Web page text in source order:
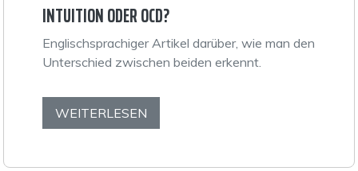
INTUITION ODER OCD?
Englischsprachiger Artikel darüber, wie man den
Unterschied zwischen beiden erkennt.
WEITERLESEN